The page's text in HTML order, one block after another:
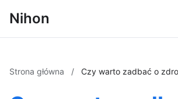
Nihon
Strona główna / Czy warto zadbać o